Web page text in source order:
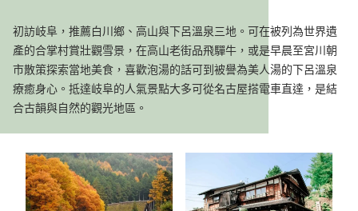
初訪岐阜，推薦白川鄉、高山與下呂溫泉三地。可在被列為世界遺
產的合掌村賞壯觀雪景，在高山老街品飛驒牛，或是早晨至宮川朝
市散策探索當地美食，喜歡泡湯的話可到被譽為美人湯的下呂溫泉
療癒身心。抵達岐阜的人氣景點大多可從名古屋搭電車直達，是結
合古韻與自然的觀光地區。